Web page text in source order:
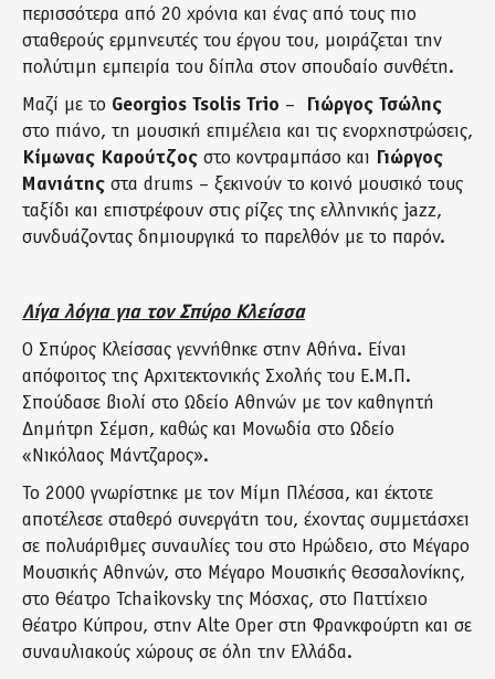
περισσότερα από 20 χρόνια και ένας από τους πιο
σταθερούς ερμηνευτές του έργου του, μοιράζεται την
πολύτιμη εμπειρία του δίπλα στον σπουδαίο συνθέτη.
Μαζί με το Georgios Tsolis Trio –
Γιώργος Τσώλης
στο πιάνο, τη μουσική επιμέλεια και τις ενορχηστρώσεις,
Κίμωνας Καρούτζος στο κοντραμπάσο και Γιώργος
Μανιάτης στα drums – ξεκινούν το κοινό μουσικό τους
ταξίδι και επιστρέφουν στις ρίζες της ελληνικής jazz,
συνδυάζοντας δημιουργικά το παρελθόν με το παρόν.
Λίγα λόγια για τον Σπύρο Κλείσσα
Ο Σπύρος Κλείσσας γεννήθηκε στην Αθήνα. Είναι
απόφοιτος της Αρχιτεκτονικής Σχολής του Ε.Μ.Π.
Σπούδασε βιολί στο Ωδείο Αθηνών με τον καθηγητή
Δημήτρη Σέμση, καθώς και Μονωδία στο Ωδείο
«Νικόλαος Μάντζαρος».
Το 2000 γνωρίστηκε με τον Μίμη Πλέσσα, και έκτοτε
αποτέλεσε σταθερό συνεργάτη του, έχοντας συμμετάσχει
σε πολυάριθμες συναυλίες του στο Ηρώδειο, στο Μέγαρο
Μουσικής Αθηνών, στο Μέγαρο Μουσικής Θεσσαλονίκης,
στο Θέατρο Tchaikovsky της Μόσχας, στο Παττίχειο
Θέατρο Κύπρου, στην Alte Oper στη Φρανκφούρτη και σε
συναυλιακούς χώρους σε όλη την Ελλάδα.